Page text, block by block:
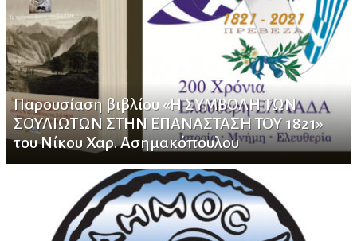
Παρουσίαση βιβλίου «Η ΣΥΜΒΟΛΗ ΤΩΝ
ΣΟΥΛΙΩΤΩΝ ΣΤΗΝ ΕΠΑΝΑΣΤΑΣΗ ΤΟΥ 1821»
του Νίκου Χαρ. Ασημακόπουλου